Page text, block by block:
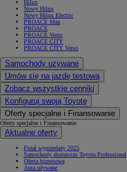
Hilux
Nowy Hilux
Nowy Hilux Electric
PROACE Max
PROACE
PROACE Verso
PROACE CITY
PROACE CITY Verso
Samochody używane
Umów się na jazdę testową
Zobacz wszystkie cenniki
Konfiguruj swoją Toyotę
Oferty specjalne i Finansowanie
Oferty specjalne i Finansowanie
Aktualne oferty
Finał wyprzedaży 2025
Samochody dostawcze Toyota Professional
Oferta biznesowa
Auta używane